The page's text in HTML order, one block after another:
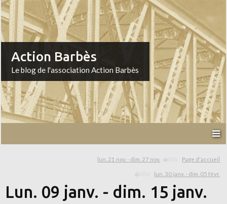
Action Barbès
Le blog de l'association Action Barbès
lun. 21 nov. - dim. 27 nov. Page d'accueil
lun. 30 janv. - dim. 05 févr.
Lun. 09 janv. - dim. 15 janv.